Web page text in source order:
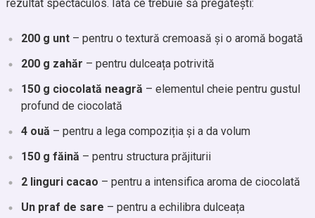
rezultat spectaculos. Iată ce trebuie să pregătești:
200 g unt– pentru o textură cremoasă și o aromă bogată
200 g zahăr – pentru dulceața potrivită
150 g ciocolată neagră – elementul cheie pentru gustul
profund de ciocolată
4 ouă – pentru a lega compoziția și a da volum
150 g făină – pentru structura prăjiturii
2 linguri cacao – pentru a intensifica aroma de ciocolată
Un praf de sare – pentru a echilibra dulceața